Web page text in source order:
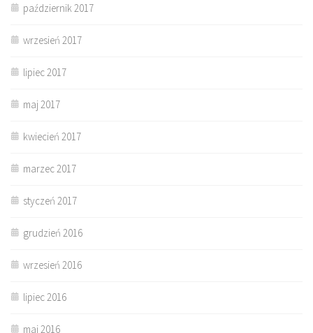
październik 2017
wrzesień 2017
lipiec 2017
maj 2017
kwiecień 2017
marzec 2017
styczeń 2017
grudzień 2016
wrzesień 2016
lipiec 2016
maj 2016